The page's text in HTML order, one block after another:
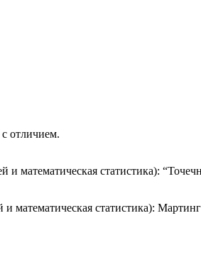
отличием.
математическая статистика):
математическая статистика):